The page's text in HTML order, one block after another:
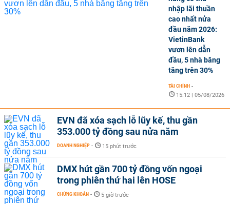
nhập lãi thuần
cao nhất nửa
đầu năm 2026:
VietinBank
vươn lên dẫn
đầu, 5 nhà băng
tăng trên 30%
TÀI CHÍNH -
15:12 | 05/08/2026
EVN đã xóa sạch lỗ lũy kế, thu gần
353.000 tỷ đồng sau nửa năm
DOANH NGHIỆP - 15 phút trước
DMX hút gần 700 tỷ đồng vốn ngoại
trong phiên thứ hai lên HOSE
CHỨNG KHOÁN - 5 giờ trước